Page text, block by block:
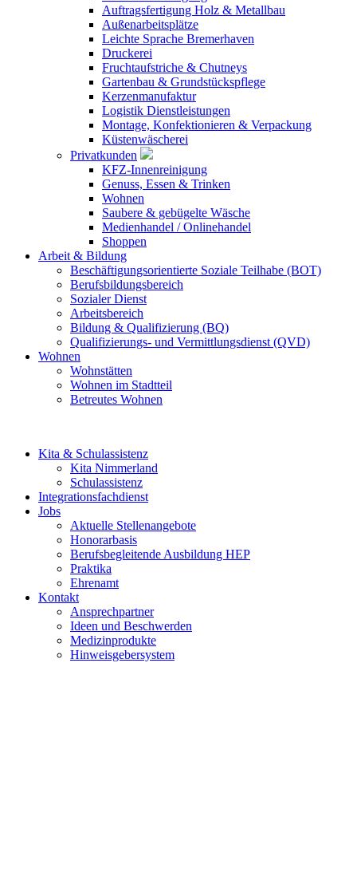
Auftragsfertigung Holz & Metallbau
Außenarbeitsplätze
Leichte Sprache Bremerhaven
Druckerei
Fruchtaufstriche & Chutneys
Gartenbau & Grundstückspflege
Kerzenmanufaktur
Logistik Dienstleistungen
Montage, Konfektionieren & Verpackung
Küstenwäscherei
Privatkunden
KFZ-Innenreinigung
Genuss, Essen & Trinken
Wohnen
Saubere & gebügelte Wäsche
Medienhandel / Onlinehandel
Shoppen
Arbeit & Bildung
Beschäftigungsorientierte Soziale Teilhabe (BOT)
Berufsbildungsbereich
Sozialer Dienst
Arbeitsbereich
Bildung & Qualifizierung (BQ)
Qualifizierungs- und Vermittlungsdienst (QVD)
Wohnen
Wohnstätten
Wohnen im Stadtteil
Betreutes Wohnen
Kita & Schulassistenz
Kita Nimmerland
Schulassistenz
Integrationsfachdienst
Jobs
Aktuelle Stellenangebote
Honorarbasis
Berufsbegleitende Ausbildung HEP
Praktika
Ehrenamt
Kontakt
Ansprechpartner
Ideen und Beschwerden
Medizinprodukte
Hinweisgebersystem